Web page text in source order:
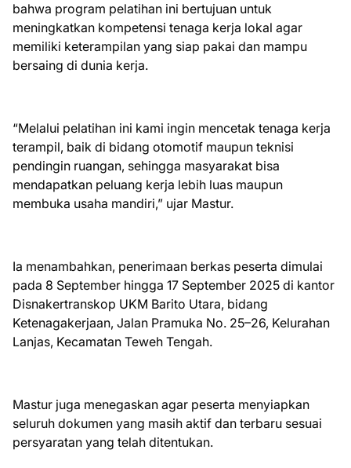
bahwa program pelatihan ini bertujuan untuk
meningkatkan kompetensi tenaga kerja lokal agar
memiliki keterampilan yang siap pakai dan mampu
bersaing di dunia kerja.
“Melalui pelatihan ini kami ingin mencetak tenaga kerja
terampil, baik di bidang otomotif maupun teknisi
pendingin ruangan, sehingga masyarakat bisa
mendapatkan peluang kerja lebih luas maupun
membuka usaha mandiri,” ujar Mastur.
Ia menambahkan, penerimaan berkas peserta dimulai
pada 8 September hingga 17 September 2025 di kantor
Disnakertranskop UKM Barito Utara, bidang
Ketenagakerjaan, Jalan Pramuka No. 25–26, Kelurahan
Lanjas, Kecamatan Teweh Tengah.
Mastur juga menegaskan agar peserta menyiapkan
seluruh dokumen yang masih aktif dan terbaru sesuai
persyaratan yang telah ditentukan.